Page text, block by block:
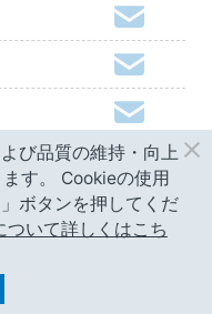
び品質の維持・向上
す。
Cookieの使用
ボタンを押してくだ
いて詳しくはこち